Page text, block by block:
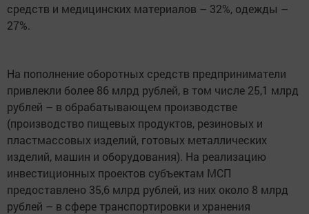
средств и медицинских материалов – 32%, одежды –
27%.
На пополнение оборотных средств предприниматели
привлекли более 86 млрд рублей, в том числе 25,1 млрд
рублей – в обрабатывающем производстве
(производство пищевых продуктов, резиновых и
пластмассовых изделий, готовых металлических
изделий, машин и оборудования). На реализацию
инвестиционных проектов субъектам МСП
предоставлено 35,6 млрд рублей, из них около 8 млрд
рублей – в сфере транспортировки и хранения